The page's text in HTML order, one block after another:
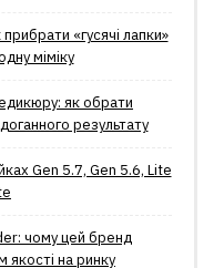
«гусячі лапки»
міміку
як обрати
результату
Gen 5.7, Gen 5.6, Lite
чому цей бренд
якості на ринку